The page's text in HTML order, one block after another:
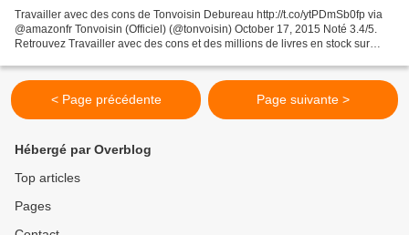
Travailler avec des cons de Tonvoisin Debureau http://t.co/ytPDmSb0fp via
@amazonfr Tonvoisin (Officiel) (@tonvoisin) October 17, 2015 Noté 3.4/5.
Retrouvez Travailler avec des cons et des millions de livres en stock sur
< Page précédente Page suivante >
Hébergé par Overblog
Top articles
Pages